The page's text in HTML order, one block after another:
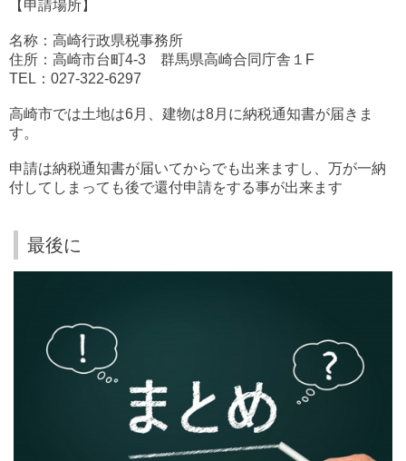
【申請場所】
名称：高崎行政県税事務所
住所：高崎市台町4-3 群馬県高崎合同庁舎１F
TEL：027-322-6297
高崎市では土地は6月、建物は8月に納税通知書が届きま
す。
申請は納税通知書が届いてからでも出来ますし、万が一納
付してしまっても後で還付申請をする事が出来ます
最後に